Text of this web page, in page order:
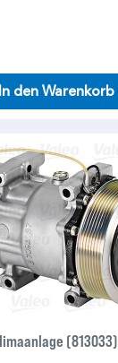
In den Warenkorb
(813033)